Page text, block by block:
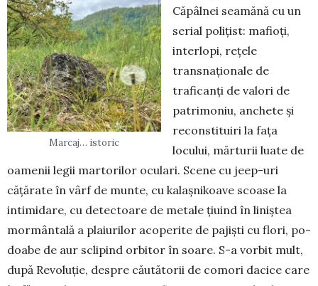
Marcaj… istoric
Căpâlnei seamănă cu un
serial polițist: mafioți,
interlopi, rețele
transnaționale de
traficanți de valori de
patrimoniu, anchete și
reconstituiri la fața
locului, mărturii luate de
oamenii legii mar­to­rilor oculari. Scene cu jeep-uri
cățărate în vârf de munte, cu kalașnikoave scoase la
intimidare, cu detectoare de metale țiuind în liniștea
mormântală a plaiurilor acoperite de pajiști cu flori, po­
doabe de aur sclipind orbitor în soare. S-a vorbit mult,
după Re­voluție, despre căutătorii de co­mori dacice care